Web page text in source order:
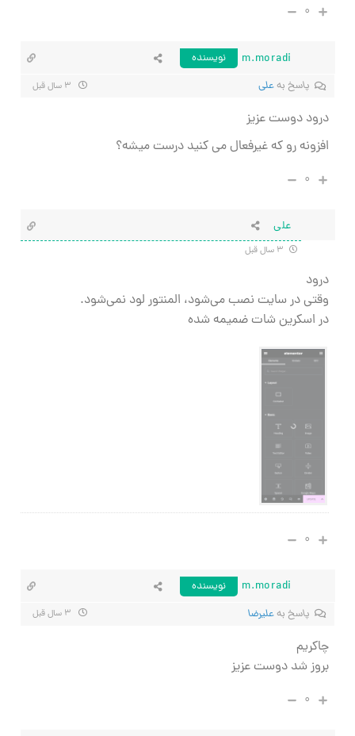
۰
m.moradi
نویسنده
پاسخ بهعلی
درود دوست عزیز
افزونه رو که غیرفعال می کنید درست میشه؟
۰
علی
درود
وقتی در سایت نصب می‌شود، المنتور لود نمی‌شود.
در اسکرین شات ضمیمه شده
۰
m.moradi
نویسنده
پاسخ بهعلیرضا
چاکریم
بروز شد دوست عزیز
۰